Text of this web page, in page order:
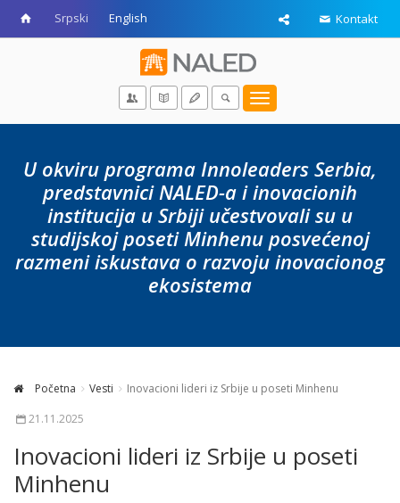
Srpski English Kontakt
Toggle
navigation
U okviru programa Innoleaders Serbia,
predstavnici NALED-a i inovacionih
institucija u Srbiji učestvovali su u
studijskoj poseti Minhenu posvećenoj
razmeni iskustava o razvoju inovacionog
ekosistema
Početna Vesti
Inovacioni lideri iz Srbije u poseti Minhenu
21.11.2025
Inovacioni lideri iz Srbije u poseti
Minhenu